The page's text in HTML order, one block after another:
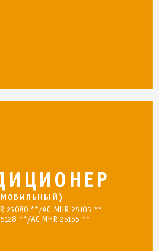
И ЦИ О Н Е Р
М ОБ ИЛ ЬН Ы Й )
25080 **/AC MHR 25105 **
5128 **/AC MHR 25155 **